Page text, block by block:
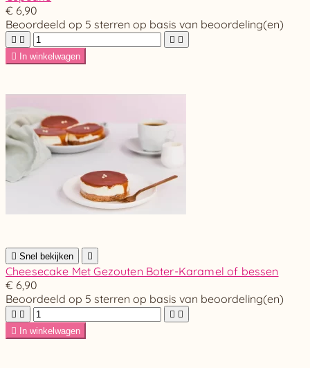
€ 6,90
Beoordeeld op 5 sterren op basis van beoordeling(en)
   

In winkelwagen
 Snel bekijken 
Cheesecake Met Gezouten Boter-Karamel of bessen
€ 6,90
Beoordeeld op 5 sterren op basis van beoordeling(en)
   

In winkelwagen